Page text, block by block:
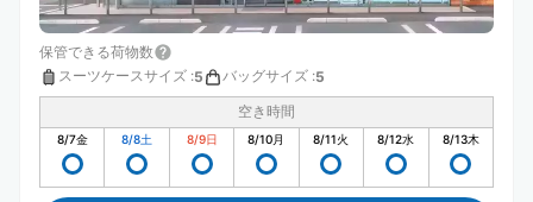
保管できる荷物数
スーツケースサイズ :5 バッグサイズ :5
空き時間
8/7金 8/8土 8/9日 8/10月 8/11火 8/12水 8/13木